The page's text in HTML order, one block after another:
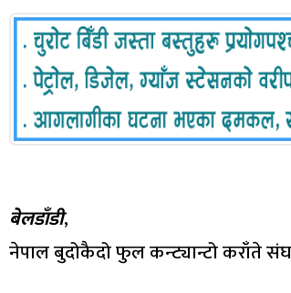
बेलडाँडी,
नेपाल बुदोकैदो फुल कन्ट्यान्टो कराँते संघ